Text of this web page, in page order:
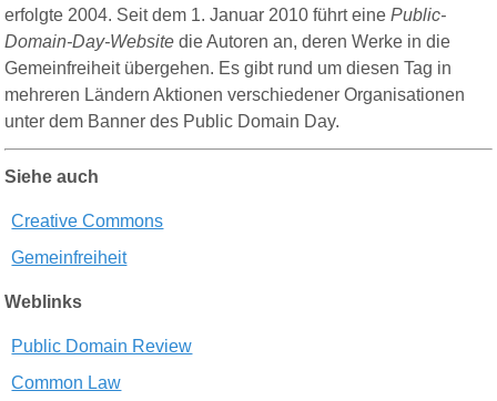
erfolgte 2004. Seit dem 1. Januar 2010 führt einePublic-
Domain-Day-Website die Autoren an, deren Werke in die
Gemeinfreiheit übergehen. Es gibt rund um diesen Tag in
mehreren Ländern Aktionen verschiedener Organisationen
unter dem Banner des Public Domain Day.
Siehe auch
Creative Commons
Gemeinfreiheit
Weblinks
Public Domain Review
Common Law